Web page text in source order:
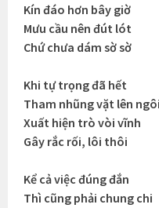
Kín đáo hơn bây giờ
Mưu cầu nên đút lót
Chứ chưa dám sờ sờ
Khi tự trọng đã hết
Tham nhũng vặt lên ngôi
Xuất hiện trò vòi vĩnh
Gây rắc rối, lôi thôi
Kể cả việc đúng đắn
Thì cũng phải chung chi